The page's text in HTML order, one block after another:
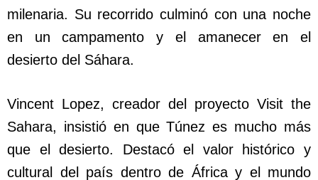
milenaria. Su recorrido culminó con una noche
en un campamento y el amanecer en el
desierto del Sáhara.
Vincent Lopez, creador del proyecto Visit the
Sahara, insistió en que Túnez es mucho más
que el desierto. Destacó el valor histórico y
cultural del país dentro de África y el mundo